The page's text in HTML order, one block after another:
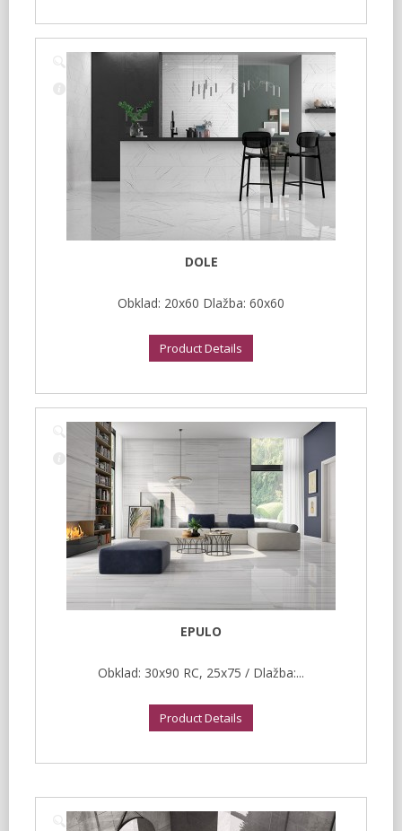
DOLE
Obklad: 20x60 Dlažba: 60x60
Product Details
EPULO
Obklad: 30x90 RC, 25x75 / Dlažba:...
Product Details